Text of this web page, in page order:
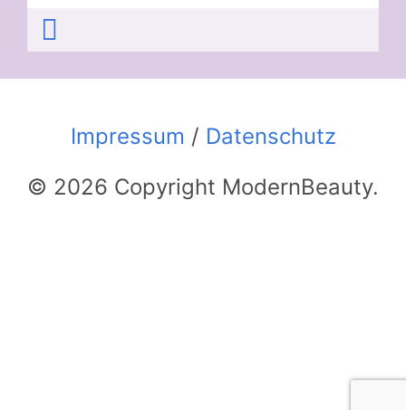
Impressum / Datenschutz
© 2026 Copyright ModernBeauty.